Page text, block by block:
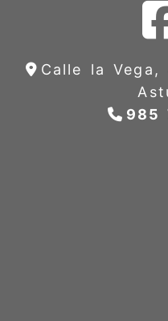
Calle la
985